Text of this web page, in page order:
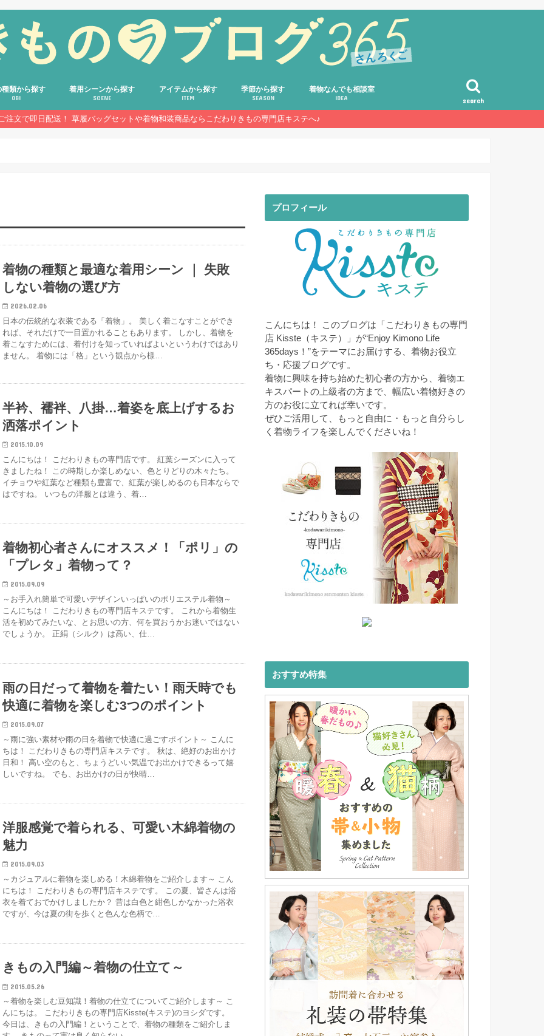
search
物
種類から探す
OBI
帯
の帯
着用シーンから探す
SCENE
結婚式・披露宴
格式あるパーティー・式典
成人式
入学式・卒業式
七五三・お宮参り・お茶会
歌舞伎・演劇鑑賞・ホテルでの食事
普段のお出かけ・お稽古
花火大会・お祭り
アイテムから探す
ITEM
着物
浴衣
帯
草履バッグセット
草履・下駄・バッグ
帯締め・帯揚げ
半衿・重ね衿
髪飾り・かんざし
装飾小物
和装・着付け小物
和雑貨・ギフト
季節から探す
SEASON
通年
春
夏
秋
冬
着物なんでも相談室
IDEA
コーディネート・アレンジ術
選び方・着方・ハウツー
着物の豆知識・雑学
着物のルール・マナー・基礎知識
素朴な疑問・Q&A・お客様の声
注文で即日配送！ 草履バッグセットや着物和装商品ならこだわりきもの専門店キステへ♪
着物の種類と最適な着用シーン ｜ 失敗
しない着物の選び方
2026.02.06
日本の伝統的な衣装である「着物」。 美しく着こなすことができ
れば、それだけで一目置かれることもあります。 しかし、着物を
着こなすためには、着付けを知っていればよいというわけではあり
ません。 着物には「格」という観点から様…
半衿、襦袢、八掛…着姿を底上げするお
洒落ポイント
2015.10.09
こんにちは！ こだわりきもの専門店です。 紅葉シーズンに入って
きましたね！ この時期しか楽しめない、色とりどりの木々たち。
イチョウや紅葉など種類も豊富で、紅葉が楽しめるのも日本ならで
はですね。 いつもの洋服とは違う、着…
着物初心者さんにオススメ！「ポリ」の
「プレタ」着物って？
2015.09.09
～お手入れ簡単で可愛いデザインいっぱいのポリエステル着物～
こんにちは！ こだわりきもの専門店キステです。 これから着物生
活を初めてみたいな、とお思いの方、何を買おうかお迷いではない
でしょうか。 正絹（シルク）は高い、仕…
雨の日だって着物を着たい！雨天時でも
快適に着物を楽しむ3つのポイント
2015.09.07
～雨に強い素材や雨の日を着物で快適に過ごすポイント～ こんに
ちは！ こだわりきもの専門店キステです。 秋は、絶好のお出かけ
日和！ 高い空のもと、ちょうどいい気温でお出かけできるって嬉
しいですね。 でも、お出かけの日が快晴…
洋服感覚で着られる、可愛い木綿着物の
魅力
2015.09.03
～カジュアルに着物を楽しめる！木綿着物をご紹介します～ こん
にちは！ こだわりきもの専門店キステです。 この夏、皆さんは浴
衣を着ておでかけしましたか？ 昔は白色と紺色しかなかった浴衣
ですが、今は夏の街を歩くと色んな色柄で…
きもの入門編～着物の仕立て～
2015.05.26
～着物を楽しむ豆知識！着物の仕立てについてご紹介します～ こ
んにちは。 こだわりきもの専門店Kisste(キステ)のヨシダです。
今日は、きもの入門編！ということで、着物の種類をご紹介しま
プロフィール
こんにちは！ このブログは「こだわりきもの専門
店 Kisste（キステ）」が“Enjoy Kimono Life
365days！”をテーマにお届けする、着物お役立
ち・応援ブログです。
着物に興味を持ち始めた初心者の方から、着物エ
キスパートの上級者の方まで、幅広い着物好きの
方のお役に立てれば幸いです。
ぜひご活用して、もっと自由に・もっと自分らし
く着物ライフを楽しんでくださいね！
おすすめ特集